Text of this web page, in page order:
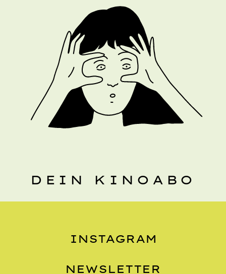
DEIN KINOABO
INSTAGRAM
NEWSLETTER